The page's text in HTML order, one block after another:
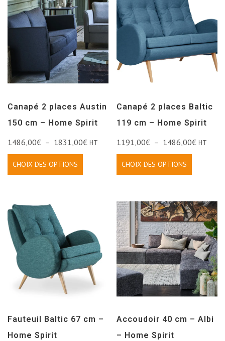
Canapé 2 places Austin
150 cm – Home Spirit
1486,00€ – 1831,00€ HT
CHOIX DES OPTIONS
Canapé 2 places Baltic
119 cm – Home Spirit
1191,00€ – 1486,00€ HT
CHOIX DES OPTIONS
Fauteuil Baltic 67 cm –
Home Spirit
Accoudoir 40 cm – Albi
– Home Spirit